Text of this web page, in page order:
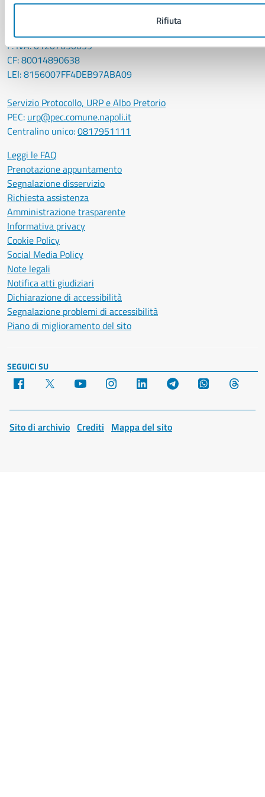
Rifiuta
Comune di Napoli
Palazzo San Giacomo, Piazza Municipio - 80133
P. IVA: 01207650639
CF: 80014890638
LEI: 8156007FF4DEB97ABA09
Servizio Protocollo, URP e Albo Pretorio
PEC: urp@pec.comune.napoli.it
Centralino unico:0817951111
Leggi le FAQ
Prenotazione appuntamento
Segnalazione disservizio
Richiesta assistenza
Amministrazione trasparente
Informativa privacy
Cookie Policy
Social Media Policy
Note legali
Notifica atti giudiziari
Dichiarazione di accessibilità
Segnalazione problemi di accessibilità
Piano di miglioramento del sito
SEGUICI SU
Facebook YouTube Instagram LinkedIn Telegram WhatsApp
Sito di archivio Crediti Mappa del sito